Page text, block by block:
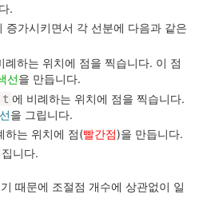
.
증가시키면서 각 선분에 다음과 같은
례하는 위치에 점을 찍습니다. 이 점
선을 만듭니다.
t 에 비례하는 위치에 점을 찍습니다.
을 그립니다.
하는 위치에 점(빨간점)을 만듭니다.
니다.
때문에 조절점 개수에 상관없이 일